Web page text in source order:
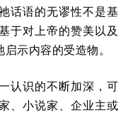
话语的无谬性不是基
于对上帝的赞美以及
示内容的受造物。
认识的不断加深，可
、小说家、企业主或